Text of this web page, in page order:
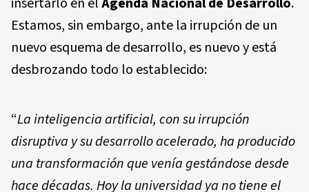
Estamos, sin embargo, ante la irrupción de un
nuevo esquema de desarrollo, es nuevo y está
desbrozando todo lo establecido:
“La inteligencia artificial, con su irrupción
disruptiva y su desarrollo acelerado, ha producido
una transformación que venía gestándose desde
hace décadas. Hoy la universidad ya no tiene el